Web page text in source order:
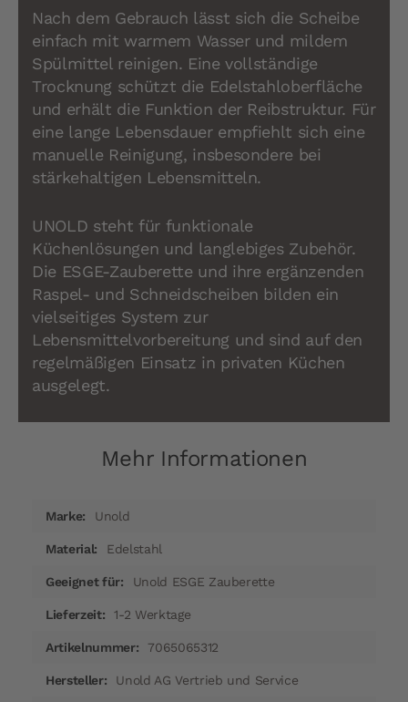
Nach dem Gebrauch lässt sich die Scheibe
einfach mit warmem Wasser und mildem
Spülmittel reinigen. Eine vollständige
Trocknung schützt die Edelstahloberfläche
und erhält die Funktion der Reibstruktur. Für
eine lange Lebensdauer empfiehlt sich eine
manuelle Reinigung, insbesondere bei
stärkehaltigen Lebensmitteln.
UNOLD steht für funktionale
Küchenlösungen und langlebiges Zubehör.
Die ESGE-Zauberette und ihre ergänzenden
Raspel- und Schneidscheiben bilden ein
vielseitiges System zur
Lebensmittelvorbereitung und sind auf den
regelmäßigen Einsatz in privaten Küchen
ausgelegt.
Mehr Informationen
InformationenUnold
Edelstahl
Unold ESGE Zauberette
1-2 Werktage
7065065312
Unold AG Vertrieb und Service